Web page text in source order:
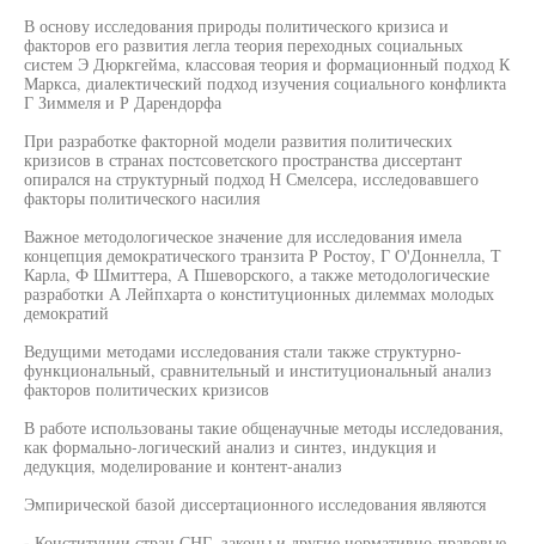
В основу исследования природы политического кризиса и
факторов его развития легла теория переходных социальных
систем Э Дюркгейма, классовая теория и формационный подход К
Маркса, диалектический подход изучения социального конфликта
Г Зиммеля и Р Дарендорфа
При разработке факторной модели развития политических
кризисов в странах постсоветского пространства диссертант
опирался на структурный подход Н Смелсера, исследовавшего
факторы политического насилия
Важное методологическое значение для исследования имела
концепция демократического транзита Р Ростоу, Г О'Доннелла, Т
Карла, Ф Шмиттера, А Пшеворского, а также методологические
разработки А Лейпхарта о конституционных дилеммах молодых
демократий
Ведущими методами исследования стали также структурно-
функциональный, сравнительный и институциональный анализ
факторов политических кризисов
В работе использованы такие общенаучные методы исследования,
как формально-логический анализ и синтез, индукция и
дедукция, моделирование и контент-анализ
Эмпирической базой диссертационного исследования являются